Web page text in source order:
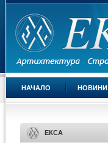
НАЧАЛО НОВИНИ
ЕКСА